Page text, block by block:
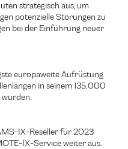
strategisch aus, um
potenzielle Störungen zu
bei der Einführung neuer
europaweite Aufrüstung
in seinem 135.000
wurden.
IX-Reseller für 2023
IX-Service weiter aus.